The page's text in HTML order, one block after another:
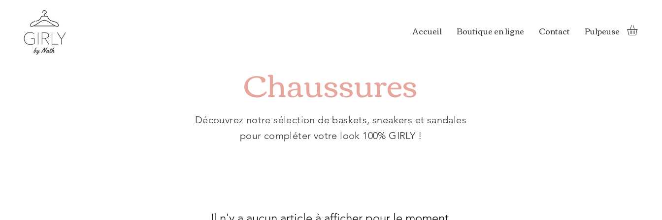
Accueil Boutique en ligne Contact Pulpeuse
Chaussures
Découvrez notre sélection de baskets, sneakers et sandales
pour compléter votre look 100% GIRLY !